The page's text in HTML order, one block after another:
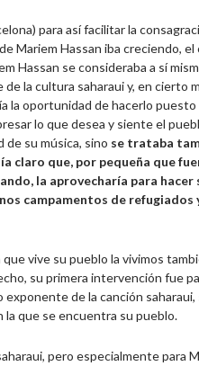
para así facilitar la
Mariem Hassan iba creciendo,
Hassan se consideraba a sí
la cultura saharaui y, en cierto
la oportunidad de hacerlo
lo que desea y siente el
de su música, sino se trataba
claro que, por pequeña que
la aprovecharía para hacer
campamentos de
vive su pueblo la vivimos
su primera intervención fue
de la canción
que se encuentra su pueblo.
pero especialmente para